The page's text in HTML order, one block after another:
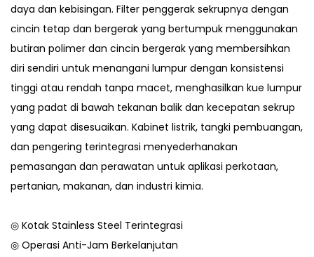
daya dan kebisingan. Filter penggerak sekrupnya dengan
cincin tetap dan bergerak yang bertumpuk menggunakan
butiran polimer dan cincin bergerak yang membersihkan
diri sendiri untuk menangani lumpur dengan konsistensi
tinggi atau rendah tanpa macet, menghasilkan kue lumpur
yang padat di bawah tekanan balik dan kecepatan sekrup
yang dapat disesuaikan. Kabinet listrik, tangki pembuangan,
dan pengering terintegrasi menyederhanakan
pemasangan dan perawatan untuk aplikasi perkotaan,
pertanian, makanan, dan industri kimia.
◎ Kotak Stainless Steel Terintegrasi
◎ Operasi Anti-Jam Berkelanjutan